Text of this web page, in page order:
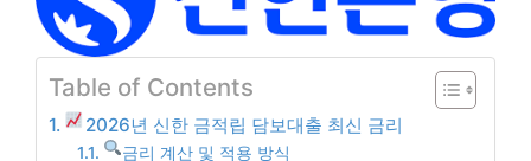
Table of Contents
2026년 신한 금적립 담보대출 최신 금리
금리 계산 및 적용 방식